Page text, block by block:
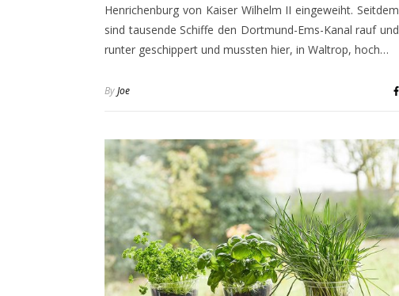
Henrichenburg von Kaiser Wilhelm II eingeweiht. Seitdem
sind tausende Schiffe den Dortmund-Ems-Kanal rauf und
runter geschippert und mussten hier, in Waltrop, hoch…
ByJoe